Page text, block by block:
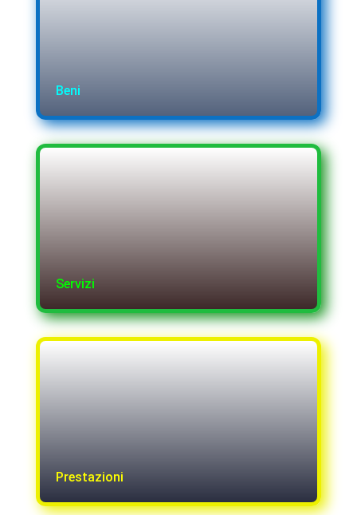
Beni
Servizi
Prestazioni